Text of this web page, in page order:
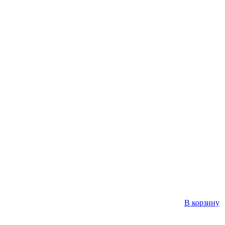
В корзину